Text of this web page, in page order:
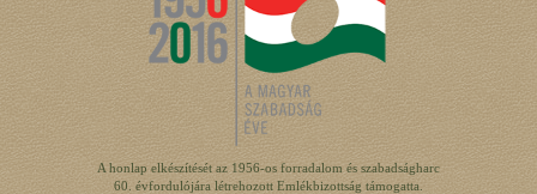
A honlap elkészítését az 1956-os forradalom és szabadságharc
60. évfordulójára létrehozott Emlékbizottság támogatta.